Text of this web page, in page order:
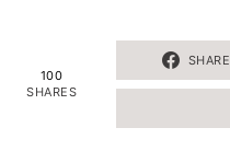
100
SHARES
SHARE